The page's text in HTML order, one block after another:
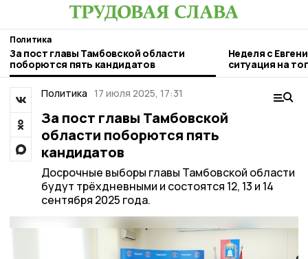
Политика
За пост главы Тамбовской области
поборются пять кандидатов
Неделя с
ситуация на
городе и
Политика 17 июля 2025, 17:31
За пост главы Тамбовской
области поборются пять
кандидатов
Досрочные выборы главы Тамбовской области
будут трёхдневными и состоятся 12, 13 и 14
сентября 2025 года.